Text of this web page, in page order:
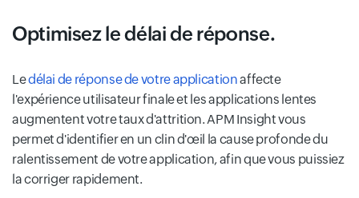
Optimisez le délai de réponse.
Ledélai de réponse de votre applicationaffecte
l'expérience utilisateur finale et les applications lentes
augmentent votre taux d'attrition. APM Insight vous
permet d'identifier en un clin d'œil la cause profonde du
ralentissement de votre application, afin que vous puissiez
la corriger rapidement.